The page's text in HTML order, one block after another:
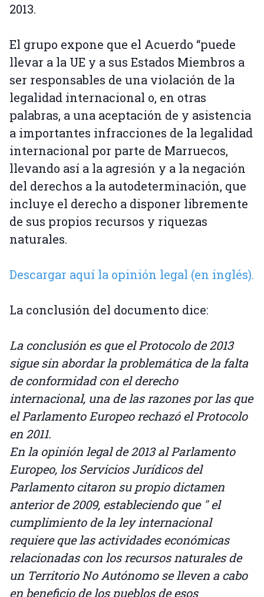
2013.
El grupo expone que el Acuerdo “puede
llevar a la UE y a sus Estados Miembros a
ser responsables de una violación de la
legalidad internacional o, en otras
palabras, a una aceptación de y asistencia
a importantes infracciones de la legalidad
internacional por parte de Marruecos,
llevando así a la agresión y a la negación
del derechos a la autodeterminación, que
incluye el derecho a disponer libremente
de sus propios recursos y riquezas
naturales.
Descargar aquí la opinión legal (en inglés).
La conclusión del documento dice:
La conclusión es que el Protocolo de 2013
sigue sin abordar la problemática de la falta
de conformidad con el derecho
internacional, una de las razones por las que
el Parlamento Europeo rechazó el Protocolo
en 2011.
En la opinión legal de 2013 al Parlamento
Europeo, los Servicios Jurídicos del
Parlamento citaron su propio dictamen
anterior de 2009, estableciendo que " el
cumplimiento de la ley internacional
requiere que las actividades económicas
relacionadas con los recursos naturales de
un Territorio No Autónomo se lleven a cabo
en beneficio de los pueblos de esos